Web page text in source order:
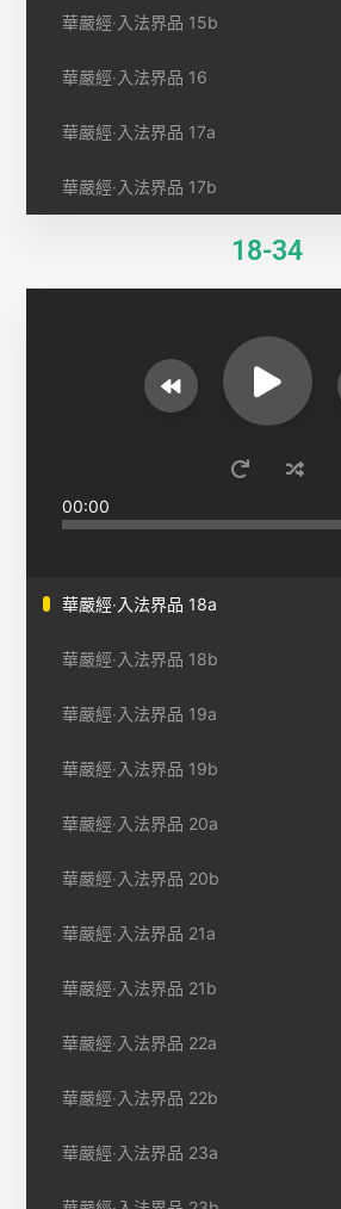
華嚴經‧入法界品 15b
華嚴經‧入法界品 16
華嚴經‧入法界品 17a
華嚴經‧入法界品 17b
18-34
00:00
華嚴經‧入法界品 18a
華嚴經‧入法界品 18b
華嚴經‧入法界品 19a
華嚴經‧入法界品 19b
華嚴經‧入法界品 20a
華嚴經‧入法界品 20b
華嚴經‧入法界品 21a
華嚴經‧入法界品 21b
華嚴經‧入法界品 22a
華嚴經‧入法界品 22b
華嚴經‧入法界品 23a